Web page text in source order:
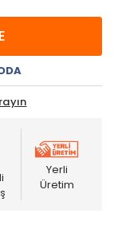
Yerli
Üretim